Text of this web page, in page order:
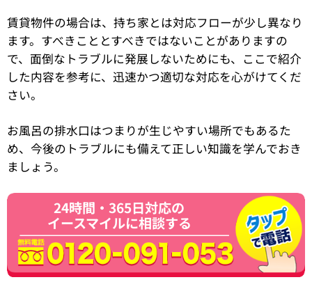
賃貸物件の場合は、持ち家とは対応フローが少し異なり
ます。すべきこととすべきではないことがありますの
で、面倒なトラブルに発展しないためにも、ここで紹介
した内容を参考に、迅速かつ適切な対応を心がけてくだ
さい。
お風呂の排水口はつまりが生じやすい場所でもあるた
め、今後のトラブルにも備えて正しい知識を学んでおき
ましょう。
24時間・365日対応の
イースマイルに相談する